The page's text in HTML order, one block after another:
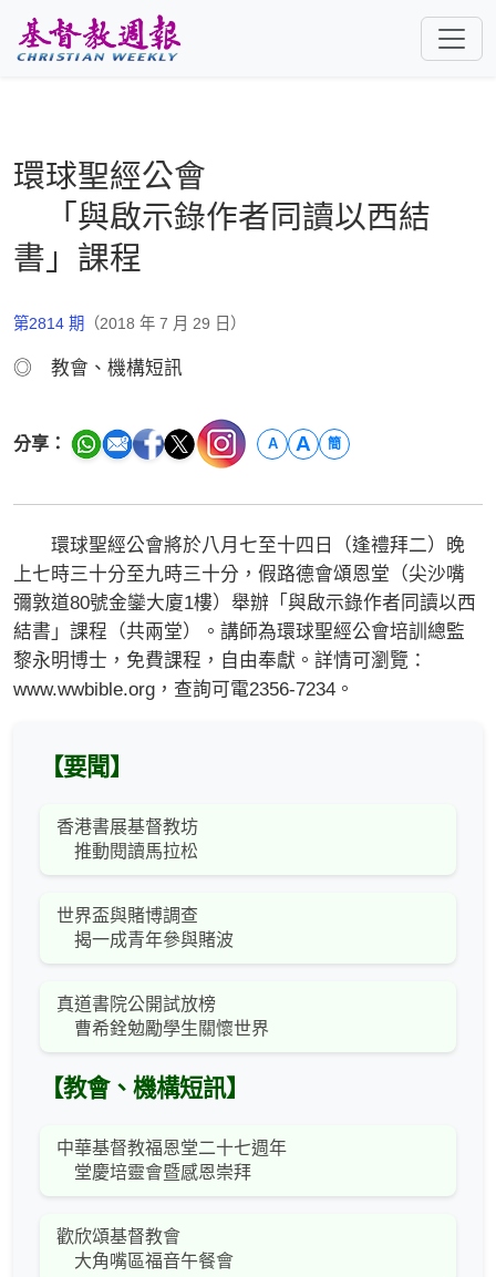
環球聖經公會
「與啟示錄作者同讀以西結
書」課程
第2814 期 （2018 年 7 月 29 日）
◎ 教會、機構短訊
分享： A A 簡
環球聖經公會將於八月七至十四日（逢禮拜二）晚
上七時三十分至九時三十分，假路德會頌恩堂（尖沙嘴
彌敦道80號金鑾大廈1樓）舉辦「與啟示錄作者同讀以西
結書」課程（共兩堂）。講師為環球聖經公會培訓總監
黎永明博士，免費課程，自由奉獻。詳情可瀏覽：
www.wwbible.org，查詢可電2356-7234。
【要聞】
香港書展基督教坊
推動閱讀馬拉松
世界盃與賭博調查
揭一成青年參與賭波
真道書院公開試放榜
曹希銓勉勵學生關懷世界
【教會、機構短訊】
中華基督教福恩堂二十七週年
堂慶培靈會暨感恩崇拜
歡欣頌基督教會
大角嘴區福音午餐會